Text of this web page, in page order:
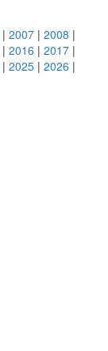
| 2007 | 2008 |
| 2016 | 2017 |
| 2025 | 2026 |